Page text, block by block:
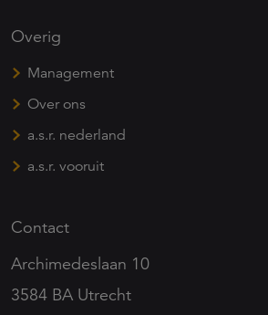
Overig
Management
Over ons
a.s.r. nederland
a.s.r. vooruit
Contact
Archimedeslaan 10
3584 BA Utrecht